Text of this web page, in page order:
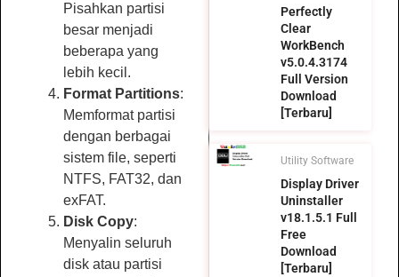
Pisahkan partisi
besar menjadi
beberapa yang
lebih kecil.
Format Partitions:
Memformat partisi
dengan berbagai
sistem file, seperti
NTFS, FAT32, dan
exFAT.
Disk Copy:
Menyalin seluruh
disk atau partisi
Perfectly
Clear
WorkBench
v5.0.4.3174
Full Version
Download
[Terbaru]
Utility Software
Display Driver
Uninstaller
v18.1.5.1 Full
Free
Download
[Terbaru]